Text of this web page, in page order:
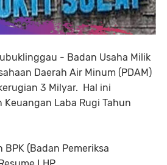
- Badan Usaha Milik
Daerah Air Minum (PDAM)
3 Milyar. Hal ini
Keuangan Laba Rugi Tahun
(Badan Pemeriksa